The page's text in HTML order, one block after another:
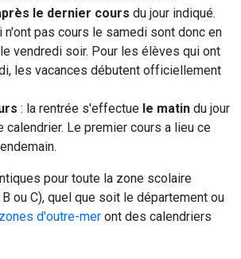
le dernier cours du jour indiqué.
n'ont pas cours le samedi sont donc en
vendredi soir. Pour les élèves qui ont
les vacances débutent officiellement
: la rentrée s'effectue le matin du jour
calendrier. Le premier cours a lieu ce
pour toute la zone scolaire
ou C), quel que soit le département ou
d'outre-mer ont des calendriers